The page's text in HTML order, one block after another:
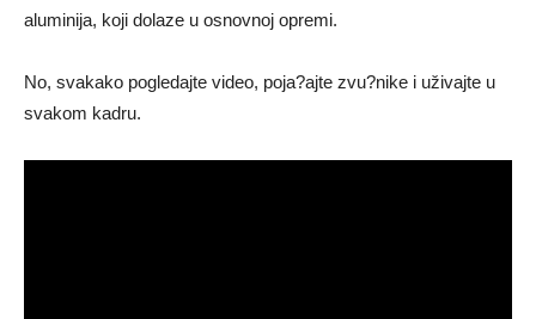
aluminija, koji dolaze u osnovnoj opremi.
No, svakako pogledajte video, poja?ajte zvu?nike i uživajte u
svakom kadru.